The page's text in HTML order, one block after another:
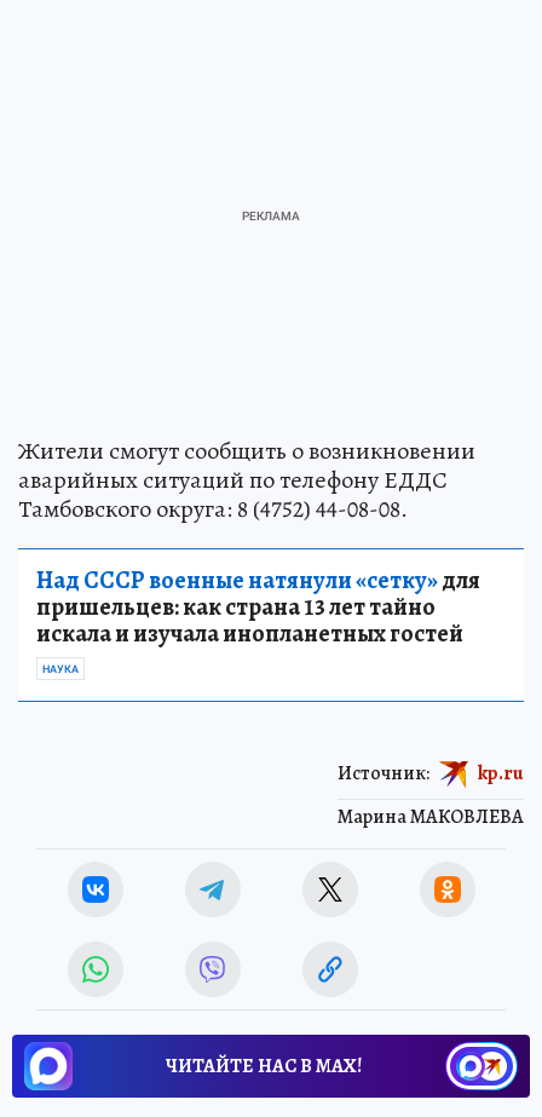
Жители смогут сообщить о возникновении
аварийных ситуаций по телефону ЕДДС
Тамбовского округа: 8 (4752) 44-08-08.
Над СССР военные натянули «сетку»для
пришельцев: как страна 13 лет тайно
искала и изучала инопланетных гостей
НАУКА
Марина МАКОВЛЕВА
Источник: kp.ru
ЧИТАЙТЕ НАС В МАХ!